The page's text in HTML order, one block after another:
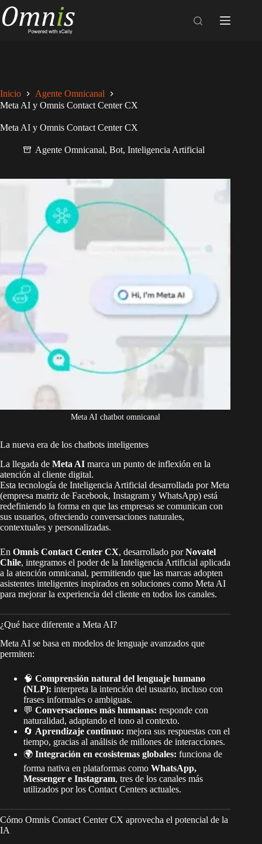
Inicio
Agente Omnicanal
Meta AI y Omnis Contact Center CX
Meta AI y Omnis Contact Center CX
Agente Omnicanal, Bot, Inteligencia Artificial
Meta AI chatbot omnicanal
La nueva era de los chatbots inteligentes
La llegada de Meta AI marca un punto de inflexión en la
atención al cliente digital.
Esta tecnología de Inteligencia Artificial desarrollada por Meta
(empresa matriz de Facebook, Instagram y WhatsApp) está
redefiniendo la forma en que las empresas se comunican con
sus usuarios, ofreciendo conversaciones naturales,
contextuales y personalizadas.
En Omnis Contact Center CX, desarrollado porNovatel
Chile, integramos el poder de la Inteligencia Artificial aplicada
a la atención omnicanal, permitiendo que las marcas adopten
asistentes inteligentes inspirados en soluciones como Meta AI
para mejorar la experiencia del cliente en todos los canales.
¿Qué hace diferente a Meta AI?
Meta AI se basa en modelos de lenguaje avanzados que
permiten:
🧠 Comprensión natural del lenguaje humano
(NLP): interpreta la intención del usuario, incluso con
frases informales o ambiguas.
💬 Conversaciones más humanas: responde con
naturalidad, adaptando el tono al contexto.
🔄 Aprendizaje continuo: mejora sus respuestas con el
tiempo, gracias al análisis de millones de interacciones.
🌍 Integración en ecosistemas globales: funciona de
forma nativa en plataformas como WhatsApp,
Messenger e Instagram, tres de los canales más
utilizados por los Contact Centers actuales.
Cómo Omnis Contact Center CX aprovecha el potencial de la
IA